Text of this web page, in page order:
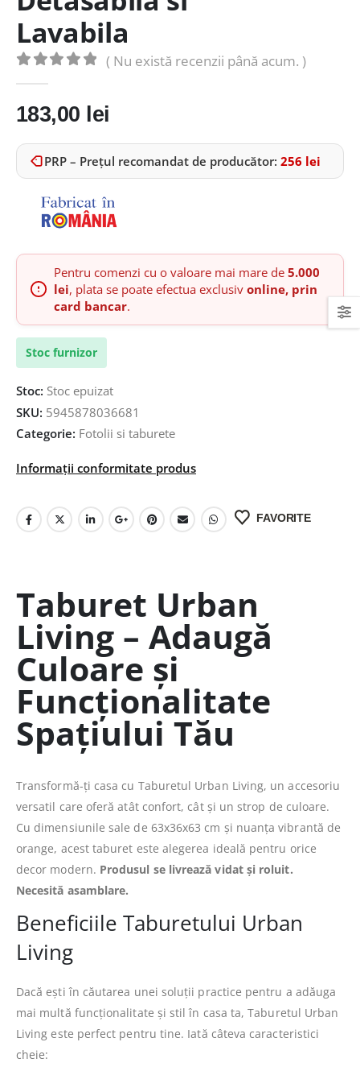
Lavabila
( Nu există recenzii până acum. )
183,00 lei
PRP – Prețul recomandat de producător: 256 lei
Pentru comenzi cu o valoare mai mare de 5.000
lei, plata se poate efectua exclusiv online, prin
card bancar.
Stoc furnizor
Stoc: Stoc epuizat
SKU: 5945878036681
Categorie: Fotolii si taburete
Informații conformitate produs
FAVORITE
Taburet Urban
Living – Adaugă
Culoare și
Funcționalitate
Spațiului Tău
Transformă-ți casa cu Taburetul Urban Living, un accesoriu
versatil care oferă atât confort, cât și un strop de culoare.
Cu dimensiunile sale de 63x36x63 cm și nuanța vibrantă de
orange, acest taburet este alegerea ideală pentru orice
decor modern. Produsul se livrează vidat și roluit.
Necesită asamblare.
Beneficiile Taburetului Urban
Living
Dacă ești în căutarea unei soluții practice pentru a adăuga
mai multă funcționalitate și stil în casa ta, Taburetul Urban
Living este perfect pentru tine. Iată câteva caracteristici
cheie: